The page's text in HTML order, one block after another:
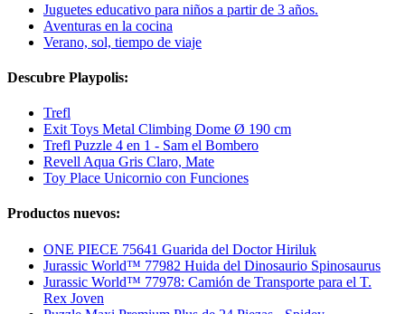
Juguetes educativo para niños a partir de 3 años.
Aventuras en la cocina
Verano, sol, tiempo de viaje
Descubre Playpolis:
Trefl
Exit Toys Metal Climbing Dome Ø 190 cm
Trefl Puzzle 4 en 1 - Sam el Bombero
Revell Aqua Gris Claro, Mate
Toy Place Unicornio con Funciones
Productos nuevos:
ONE PIECE 75641 Guarida del Doctor Hiriluk
Jurassic World™ 77982 Huida del Dinosaurio Spinosaurus
Jurassic World™ 77978: Camión de Transporte para el T.
Rex Joven